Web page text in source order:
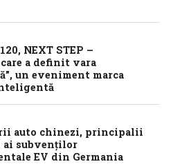
NEXT STEP –
a definit vara
un eveniment marca
auto chinezi, principalii
ai subvenților
EV din Germania